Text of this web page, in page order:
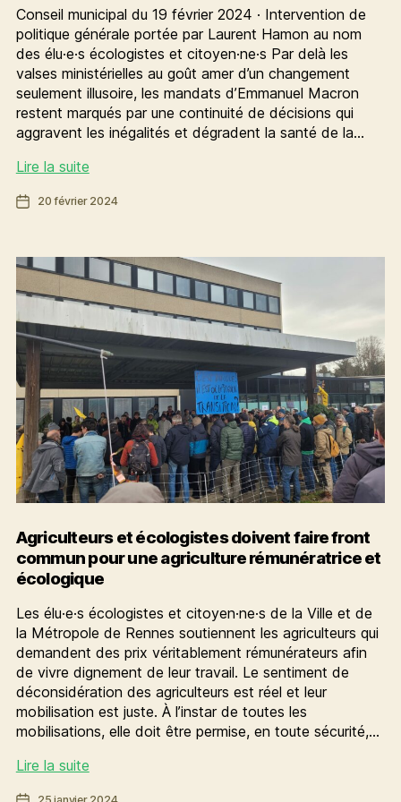
Conseil municipal du 19 février 2024 · Intervention de
politique générale portée par Laurent Hamon au nom
des élu·e·s écologistes et citoyen·ne·s Par delà les
valses ministérielles au goût amer d’un changement
seulement illusoire, les mandats d’Emmanuel Macron
restent marqués par une continuité de décisions qui
aggravent les inégalités et dégradent la santé de la…
Lire la suiteCrise
logement,
nous
disons
gouvernement,
ça
suffit
!
Date20 février 2024
Agriculteurs et écologistes doivent faire front
commun pour une agriculture rémunératrice et
écologique
Les élu·e·s écologistes et citoyen·ne·s de la Ville et de
la Métropole de Rennes soutiennent les agriculteurs qui
demandent des prix véritablement rémunérateurs afin
de vivre dignement de leur travail. Le sentiment de
déconsidération des agriculteurs est réel et leur
mobilisation est juste. À l’instar de toutes les
mobilisations, elle doit être permise, en toute sécurité,…
Lire la suiteAgriculteurs